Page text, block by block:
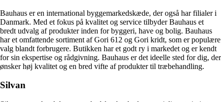
Bauhaus er en international byggemarkedskæde, der også har filialer i
Danmark. Med et fokus på kvalitet og service tilbyder Bauhaus et
bredt udvalg af produkter inden for byggeri, have og bolig. Bauhaus
har et omfattende sortiment af Gori 612 og Gori kridt, som er populære
valg blandt forbrugere. Butikken har et godt ry i markedet og er kendt
for sin ekspertise og rådgivning. Bauhaus er det ideelle sted for dig, der
ønsker høj kvalitet og en bred vifte af produkter til træbehandling.
Silvan